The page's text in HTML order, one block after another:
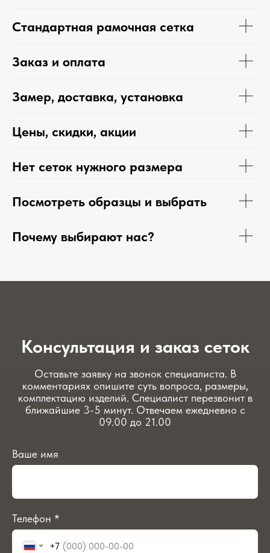
Стандартная рамочная сетка
Заказ и оплата
Замер, доставка, установка
Цены, скидки, акции
Нет сеток нужного размера
Посмотреть образцы и выбрать
Почему выбирают нас?
Консультация и заказ сеток
Оставьте заявку на звонок специалиста. В
комментариях опишите суть вопроса, размеры,
комплектацию изделий. Специалист перезвонит в
ближайшие 3-5 минут. Отвечаем ежедневно с
09.00 до 21.00
Ваше имя
Телефон *
+7